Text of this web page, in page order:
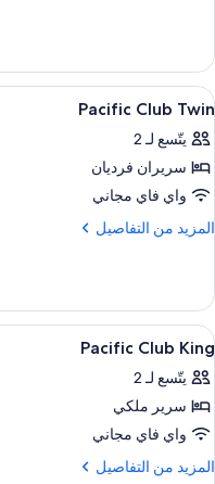
Deluxe
King
Room
استعراض
جميع
صور
Pacific
Club
Twin
3
Pacific Club Twin
يتّسع لـ 2
سريران فرديان
واي فاي مجاني
المزيد من التفاصيل
المزيد
Pacific
Club
Twin
استعراض
جميع
صور
Pacific
Club
King
16
Pacific Club King
يتّسع لـ 2
سرير ملكي
واي فاي مجاني
المزيد من التفاصيل
المزيد